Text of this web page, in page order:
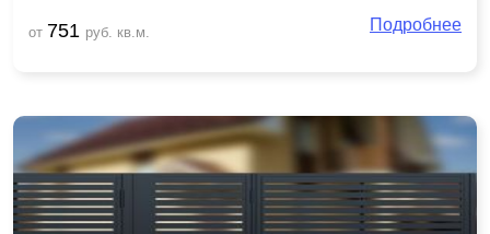
от 751 руб. кв.м. Подробнее